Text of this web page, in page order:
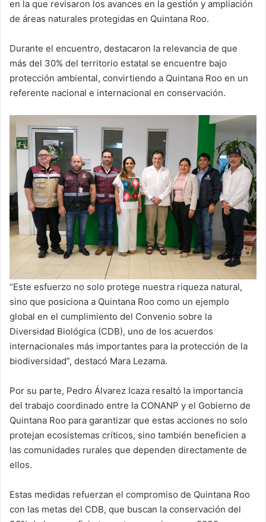
en la que revisaron los avances en la gestión y ampliación
de áreas naturales protegidas en Quintana Roo.
Durante el encuentro, destacaron la relevancia de que
más del 30% del territorio estatal se encuentre bajo
protección ambiental, convirtiendo a Quintana Roo en un
referente nacional e internacional en conservación.
“Este esfuerzo no solo protege nuestra riqueza natural,
sino que posiciona a Quintana Roo como un ejemplo
global en el cumplimiento del Convenio sobre la
Diversidad Biológica (CDB), uno de los acuerdos
internacionales más importantes para la protección de la
biodiversidad”, destacó Mara Lezama.
Por su parte, Pedro Álvarez Icaza resaltó la importancia
del trabajo coordinado entre la CONANP y el Gobierno de
Quintana Roo para garantizar que estas acciones no solo
protejan ecosistemas críticos, sino también beneficien a
las comunidades rurales que dependen directamente de
ellos.
Estas medidas refuerzan el compromiso de Quintana Roo
con las metas del CDB, que buscan la conservación del